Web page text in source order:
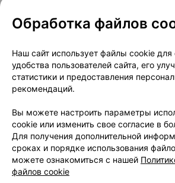
О проекте
Новости
Размещение рекламы
Публичный договор
Способы оплаты
Вакансии
Написать руководителю
Написать в
Персональные настройки
Обработка файлов
Наш сайт использует файлы cookie для
удобства пользователей сайта, его
статистики и предоставления
рекомендаций.
Вы можете настроить параметры
cookie или изменить свое согласие в
Для получения дополнительной
сроках и порядке использования
можете ознакомиться с нашей
файлов cookie